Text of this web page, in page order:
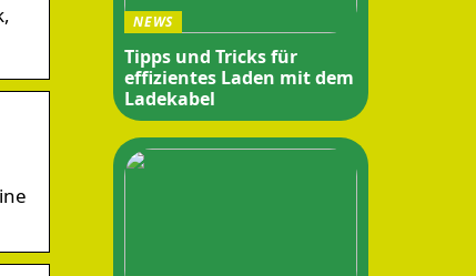
NEWS
Tipps und Tricks für
effizientes Laden mit dem
Ladekabel